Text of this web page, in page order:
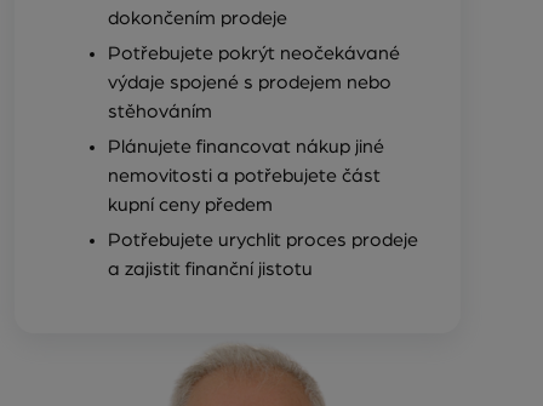
dokončením prodeje
Potřebujete pokrýt neočekávané
výdaje spojené s prodejem nebo
stěhováním
Plánujete financovat nákup jiné
nemovitosti a potřebujete část
kupní ceny předem
Potřebujete urychlit proces prodeje
a zajistit finanční jistotu